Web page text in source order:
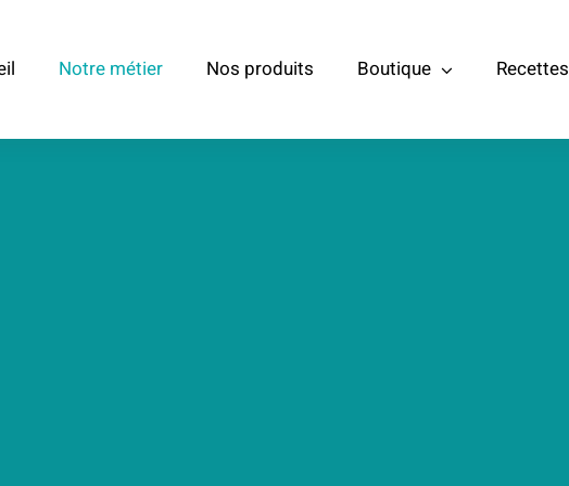
Notre métier Nos produits Boutique Recettes